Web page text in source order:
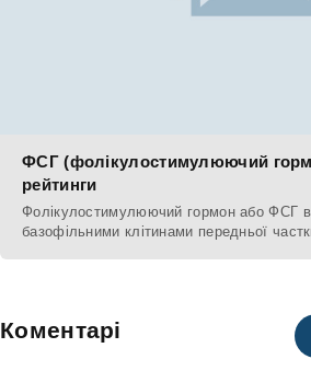
ФСГ (фолікулостимулюючий
рейтинги
Фолікулостимулюючий гормон або ФСГ
базофільними клітинами передньої
Коментарі